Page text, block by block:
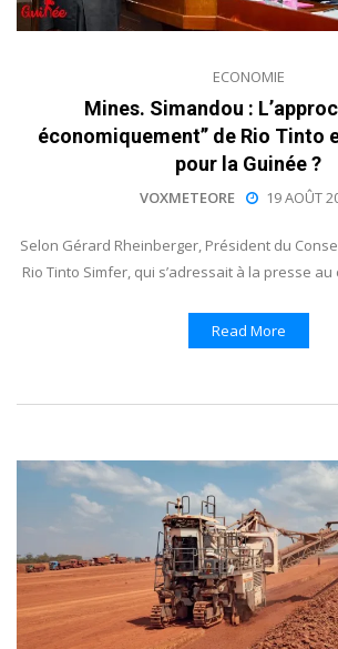
ECONOMIE
Mines. Simandou :
économiquement’’ de Rio Tinto
pour la Guinée ?
VOXMETEORE 19 AOÛT
Selon Gérard Rheinberger, Président du
Rio Tinto Simfer, qui s’adressait à la presse
Read More